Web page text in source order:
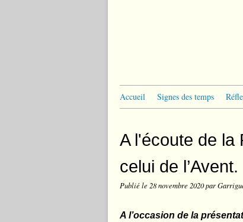
Accueil Signes des temps
A l'écoute de la
celui de l’Avent.
Publié le 28 novembre 2020par
A l’occasion de la